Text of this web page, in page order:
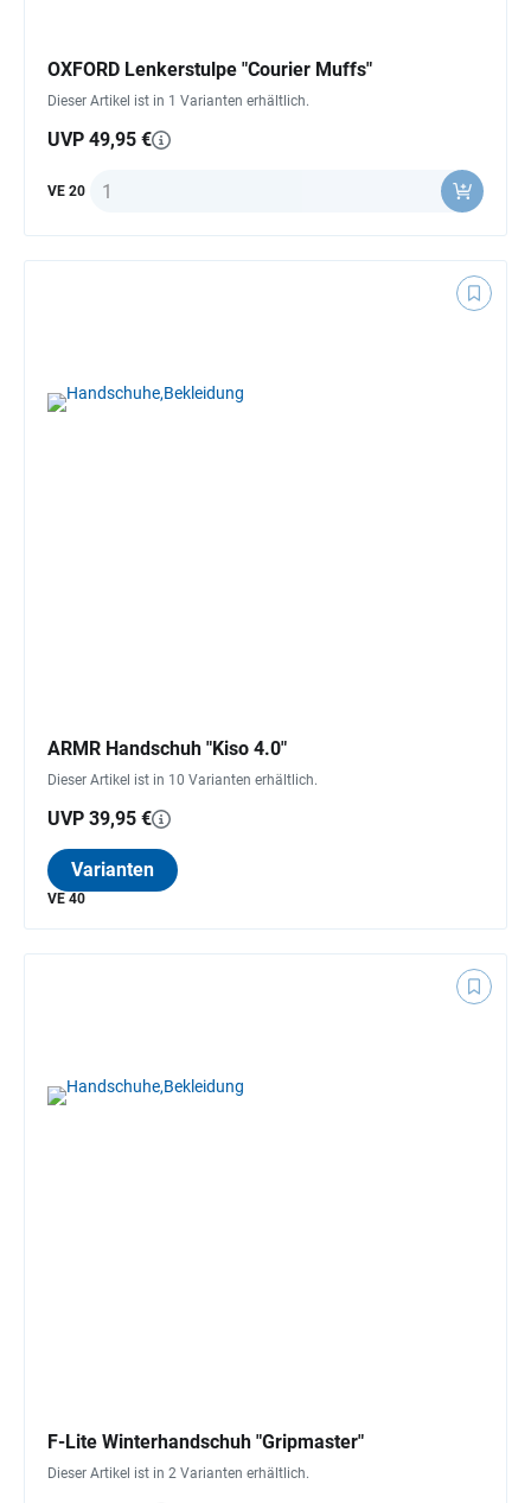
OXFORD Lenkerstulpe "Courier Muffs"
Dieser Artikel ist in 1 Varianten erhältlich.
UVP 49,95 €
VE 20 Anzahl
ARMR Handschuh "Kiso 4.0"
Dieser Artikel ist in 10 Varianten erhältlich.
UVP 39,95 €
Varianten
VE 40
F-Lite Winterhandschuh "Gripmaster"
Dieser Artikel ist in 2 Varianten erhältlich.